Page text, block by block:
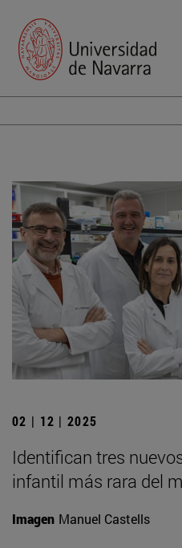
02 | 12 | 2025
Identifican tres
infantil más rara del
Imagen Manuel Castells